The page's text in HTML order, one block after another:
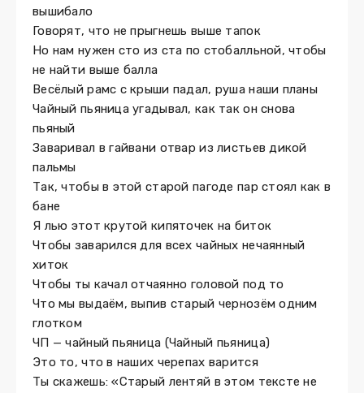
вышибало
Говорят, что не прыгнешь выше тапок
Но нам нужен сто из ста по стобалльной, чтобы
не найти выше балла
Весёлый рамс с крыши падал, руша наши планы
Чайный пьяница угадывал, как так он снова
пьяный
Заваривал в гайвани отвар из листьев дикой
пальмы
Так, чтобы в этой старой пагоде пар стоял как в
бане
Я лью этот крутой кипяточек на биток
Чтобы заварился для всех чайных нечаянный
хиток
Чтобы ты качал отчаянно головой под то
Что мы выдаём, выпив старый чернозём одним
глотком
ЧП — чайный пьяница (Чайный пьяница)
Это то, что в наших черепах варится
Ты скажешь: «Старый лентяй в этом тексте не